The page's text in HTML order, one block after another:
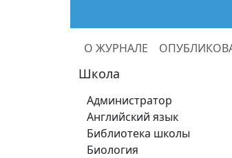
О ЖУРНАЛЕ
Школа
Администратор
Английский язык
Библиотека школы
Биология